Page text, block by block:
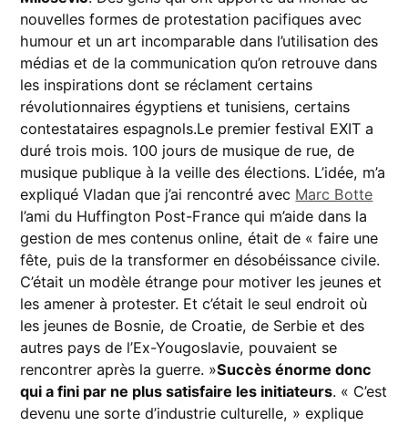
nouvelles formes de protestation pacifiques avec
humour et un art incomparable dans l’utilisation des
médias et de la communication qu’on retrouve dans
les inspirations dont se réclament certains
révolutionnaires égyptiens et tunisiens, certains
contestataires espagnols.Le premier festival EXIT a
duré trois mois. 100 jours de musique de rue, de
musique publique à la veille des élections. L’idée, m’a
expliqué Vladan que j’ai rencontré avec Marc Botte
l’ami du Huffington Post-France qui m’aide dans la
gestion de mes contenus online, était de « faire une
fête, puis de la transformer en désobéissance civile.
C’était un modèle étrange pour motiver les jeunes et
les amener à protester. Et c’était le seul endroit où
les jeunes de Bosnie, de Croatie, de Serbie et des
autres pays de l’Ex-Yougoslavie, pouvaient se
rencontrer après la guerre. »Succès énorme donc
qui a fini par ne plus satisfaire les initiateurs. « C’est
devenu une sorte d’industrie culturelle, » explique